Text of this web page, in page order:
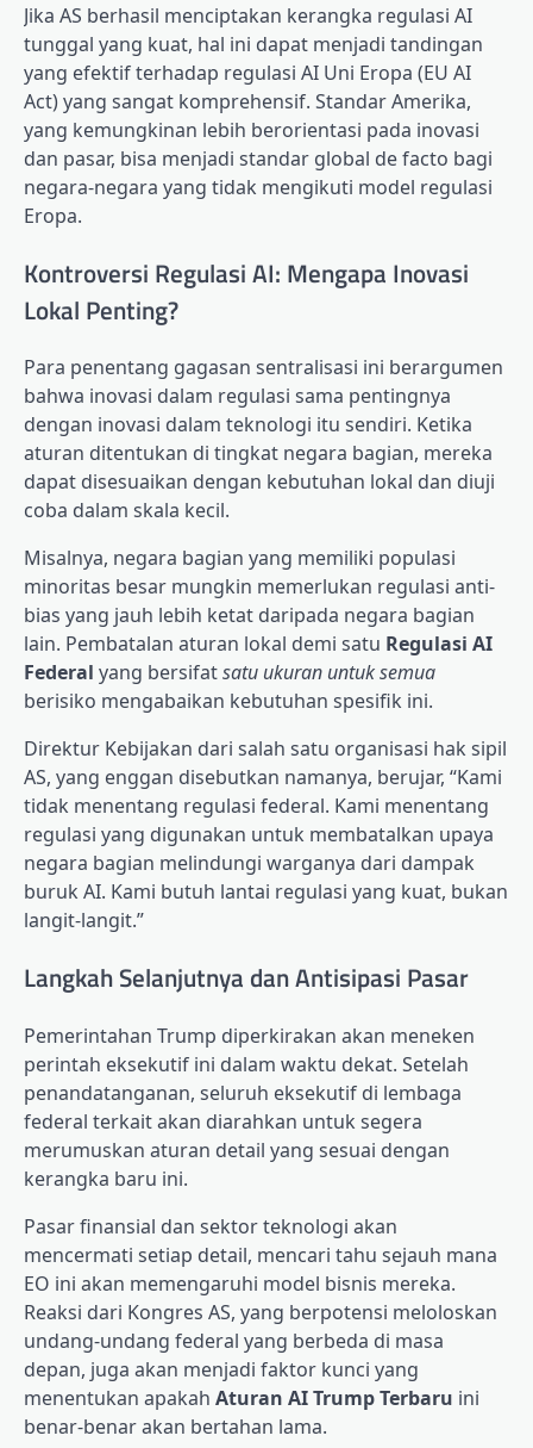
Jika AS berhasil menciptakan kerangka regulasi AI
tunggal yang kuat, hal ini dapat menjadi tandingan
yang efektif terhadap regulasi AI Uni Eropa (EU AI
Act) yang sangat komprehensif. Standar Amerika,
yang kemungkinan lebih berorientasi pada inovasi
dan pasar, bisa menjadi standar global de facto bagi
negara-negara yang tidak mengikuti model regulasi
Eropa.
Kontroversi Regulasi AI: Mengapa Inovasi
Lokal Penting?
Para penentang gagasan sentralisasi ini berargumen
bahwa inovasi dalam regulasi sama pentingnya
dengan inovasi dalam teknologi itu sendiri. Ketika
aturan ditentukan di tingkat negara bagian, mereka
dapat disesuaikan dengan kebutuhan lokal dan diuji
coba dalam skala kecil.
Misalnya, negara bagian yang memiliki populasi
minoritas besar mungkin memerlukan regulasi anti-
bias yang jauh lebih ketat daripada negara bagian
lain. Pembatalan aturan lokal demi satu Regulasi AI
Federal yang bersifatsatu ukuran untuk semua
berisiko mengabaikan kebutuhan spesifik ini.
Direktur Kebijakan dari salah satu organisasi hak sipil
AS, yang enggan disebutkan namanya, berujar, “Kami
tidak menentang regulasi federal. Kami menentang
regulasi yang digunakan untuk membatalkan upaya
negara bagian melindungi warganya dari dampak
buruk AI. Kami butuh lantai regulasi yang kuat, bukan
langit-langit.”
Langkah Selanjutnya dan Antisipasi Pasar
Pemerintahan Trump diperkirakan akan meneken
perintah eksekutif ini dalam waktu dekat. Setelah
penandatanganan, seluruh eksekutif di lembaga
federal terkait akan diarahkan untuk segera
merumuskan aturan detail yang sesuai dengan
kerangka baru ini.
Pasar finansial dan sektor teknologi akan
mencermati setiap detail, mencari tahu sejauh mana
EO ini akan memengaruhi model bisnis mereka.
Reaksi dari Kongres AS, yang berpotensi meloloskan
undang-undang federal yang berbeda di masa
depan, juga akan menjadi faktor kunci yang
menentukan apakah Aturan AI Trump Terbaru ini
benar-benar akan bertahan lama.